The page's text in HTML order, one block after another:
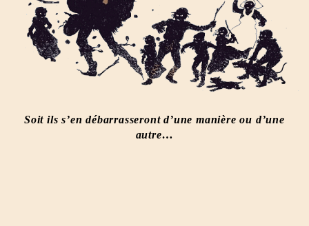
Soit ils s’en débarrasseront d’une manière ou d’une
autre…